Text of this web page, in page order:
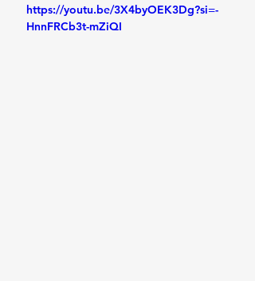
https://youtu.be/3X4byOEK3Dg?si=-
HnnFRCb3t-mZiQI